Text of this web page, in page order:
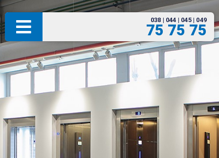
038 | 044 | 045 | 049
75 75 75